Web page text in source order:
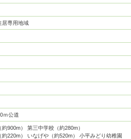
居専用地域
ｍ公道
900m） 第三中学校（約280m）
約220m） いなげや（約520m） 小平みどり幼稚園